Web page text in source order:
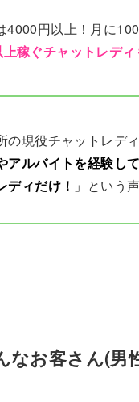
4000円以上！月に
稼ぐチャットレディ
の現役チャットレデ
アルバイトを経験し
ディだけ！ 」 という
お客さん(男